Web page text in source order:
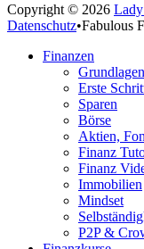
Copyright © 2026
Datenschutz•Fabulous
oben
Finanzen
Grundlagen
Erste
Sparen
Börse
Aktien,
Finanz
Finanz
Immobilien
Mindset
P2P &